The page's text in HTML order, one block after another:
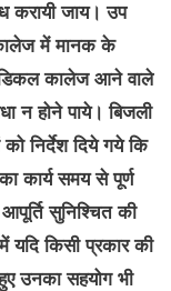
करायी जाय। उप
कालेज में मानक के
कालेज आने वाले
न होने पाये। बिजली
को निर्देश दिये गये कि
कार्य समय से पूर्ण
सुनिश्चित की
यदि किसी प्रकार की
उनका सहयोग भी